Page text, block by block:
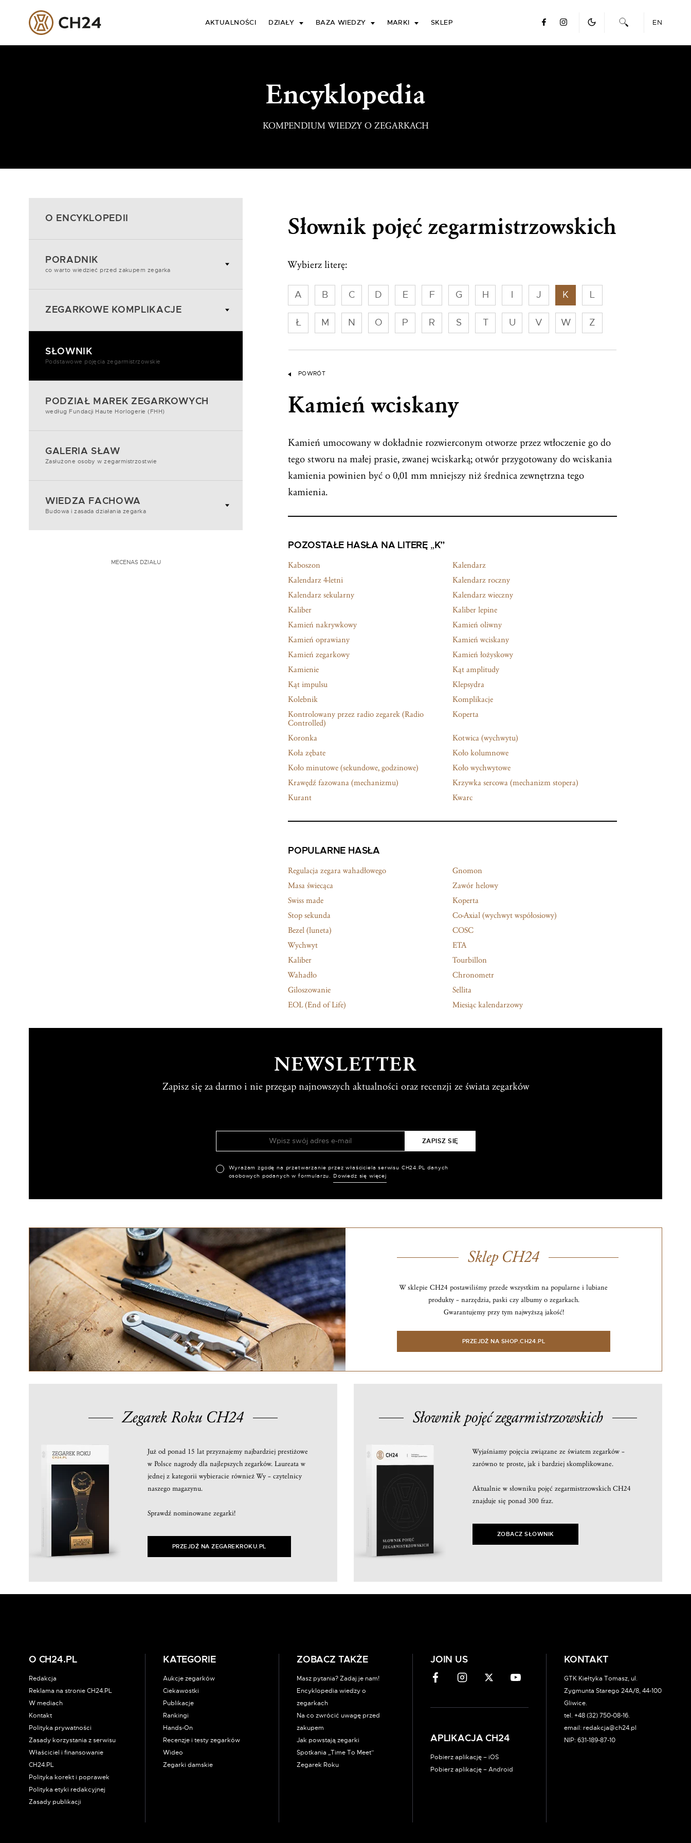
AKTUALNOŚCI DZIAŁY BAZA WIEDZY MARKI SKLEP EN
Encyklopedia
KOMPENDIUM WIEDZY O ZEGARKACH
O ENCYKLOPEDII
PORADNIK
co warto wiedzieć przed zakupem zegarka
ZEGARKOWE KOMPLIKACJE
SŁOWNIK
Podstawowe pojęcia zegarmistrzowskie
PODZIAŁ MAREK ZEGARKOWYCH
według Fundacji Haute Horlogerie (FHH)
GALERIA SŁAW
Zasłużone osoby w zegarmistrzostwie
WIEDZA FACHOWA
Budowa i zasada działania zegarka
MECENAS DZIAŁU
Słownik pojęć zegarmistrzowskich
Wybierz literę:
A B C D E F G H J K L
Ł M N O P R S U V W Z
POWRÓT
Kamień wciskany
Kamień umocowany w dokładnie rozwierconym otworze przez wtłoczenie go do
tego stworu na małej prasie, zwanej wciskarką; otwór przygotowany do wciskania
kamienia powinien być o 0,01 mm mniejszy niż średnica zewnętrzna tego
kamienia.
POZOSTAŁE HASŁA NA LITERĘ „K”
Kaboszon
Kalendarz
Kalendarz 4-letni
Kalendarz roczny
Kalendarz sekularny
Kalendarz wieczny
Kaliber
Kaliber lepine
Kamień nakrywkowy
Kamień oliwny
Kamień oprawiany
Kamień wciskany
Kamień zegarkowy
Kamień łożyskowy
Kamienie
Kąt amplitudy
Kąt impulsu
Klepsydra
Kolebnik
Komplikacje
Kontrolowany przez radio zegarek (Radio
Controlled)
Koperta
Koronka
Kotwica (wychwytu)
Koła zębate
Koło kolumnowe
Koło minutowe (sekundowe, godzinowe)
Koło wychwytowe
Krawędź fazowana (mechanizmu)
Krzywka sercowa (mechanizm stopera)
Kurant
Kwarc
POPULARNE HASŁA
Regulacja zegara wahadłowego
Gnomon
Masa świecąca
Zawór helowy
Swiss made
Koperta
Stop sekunda
Co-Axial (wychwyt współosiowy)
Bezel (luneta)
COSC
Wychwyt
ETA
Kaliber
Tourbillon
Wahadło
Chronometr
Giloszowanie
Sellita
EOL (End of Life)
Miesiąc kalendarzowy
NEWSLETTER
Zapisz się za darmo i nie przegap najnowszych aktualności oraz recenzji ze świata zegarków
Wyrażam zgodę na przetwarzanie przez właściciela serwisu CH24.PL danych
osobowych podanych w formularzu.
Dowiedz się więcej
Sklep CH24
W sklepie CH24 postawiliśmy przede wszystkim na popularne i lubiane
produkty – narzędzia, paski czy albumy o zegarkach.
Gwarantujemy przy tym najwyższą jakość!
PRZEJDŹ NA SHOP.CH24.PL
Zegarek Roku CH24
Już od ponad 15 lat przyznajemy najbardziej prestiżowe
w Polsce nagrody dla najlepszych zegarków. Laureata w
jednej z kategorii wybieracie również Wy – czytelnicy
naszego magazynu.
Sprawdź nominowane zegarki!
PRZEJDŹ NA ZEGAREKROKU.PL
Słownik pojęćzegarmistrzowskich
Wyjaśniamy pojęcia związane ze światem zegarków –
zarówno te proste, jak i bardziej skomplikowane.
Aktualnie w słowniku pojęć zegarmistrzowskich CH24
znajduje się ponad 300 fraz.
ZOBACZ SŁOWNIK
O CH24.PL
Redakcja
Reklama na stronie CH24.PL
W mediach
Kontakt
Polityka prywatności
Zasady korzystania z serwisu
Właściciel i finansowanie
CH24.PL
Polityka korekt i poprawek
Polityka etyki redakcyjnej
Zasady publikacji
KATEGORIE
Aukcje zegarków
Ciekawostki
Publikacje
Rankingi
Hands-On
Recenzje i testy zegarków
Wideo
Zegarki damskie
ZOBACZ TAKŻE
Masz pytania? Zadaj je nam!
Encyklopedia wiedzy o
zegarkach
Na co zwrócić uwagę przed
zakupem
Jak powstają zegarki
Spotkania „Time To Meet”
Zegarek Roku
JOIN US
APLIKACJA CH24
Pobierz aplikację – iOS
Pobierz aplikację – Android
KONTAKT
GTK Kiełtyka Tomasz, ul.
Zygmunta Starego 24A/8, 44-100
Gliwice.
tel. +48 (32) 750-08-16.
email: redakcja@ch24.pl
NIP: 631-189-87-10